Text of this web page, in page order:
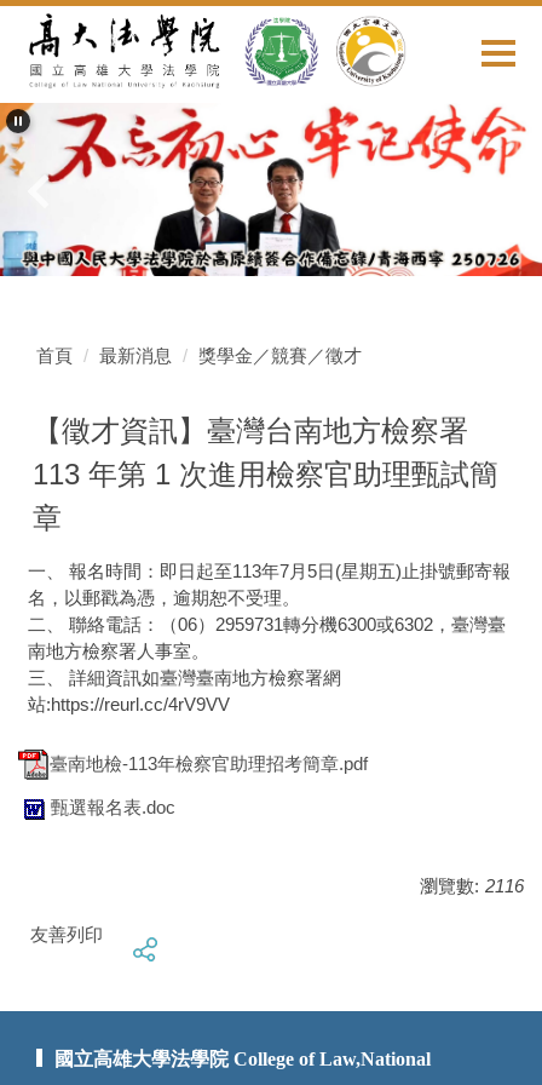
要
內
容
區
首頁 最新消息 獎學金／競賽／徵才
【徵才資訊】臺灣台南地方檢察署
113 年第 1 次進用檢察官助理甄試簡
章
一、 報名時間：即日起至113年7月5日(星期五)止掛號郵寄報
名，以郵戳為憑，逾期恕不受理。
二、 聯絡電話：（06）2959731轉分機6300或6302，臺灣臺
南地方檢察署人事室。
三、 詳細資訊如臺灣臺南地方檢察署網
站:https://reurl.cc/4rV9VV
臺南地檢-113年檢察官助理招考簡章.pdf
甄選報名表.doc
瀏覽數: 2116
友善列印
國立高雄大學法學院 College of Law,National